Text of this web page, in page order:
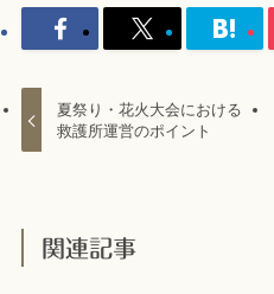
夏祭り・花火大会における
救護所運営のポイント
関連記事